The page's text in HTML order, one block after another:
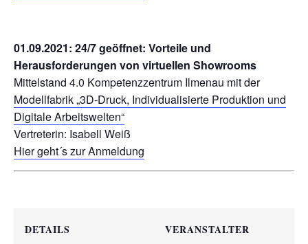
01.09.2021: 24/7 geöffnet: Vorteile und
Herausforderungen von virtuellen Showrooms
Mittelstand 4.0 Kompetenzzentrum Ilmenau mit der
Modellfabrik „3D-Druck, Individualisierte Produktion und
Digitale Arbeitswelten“
Vertreterin: Isabell Weiß
Hier geht´s zur Anmeldung
DETAILS VERANSTALTER